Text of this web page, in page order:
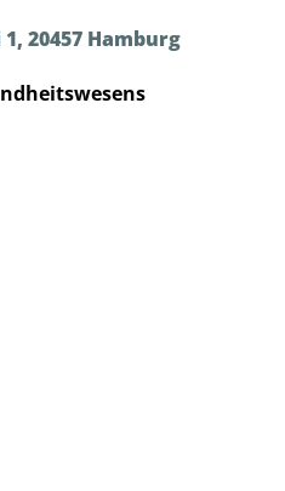
20457 Hamburg